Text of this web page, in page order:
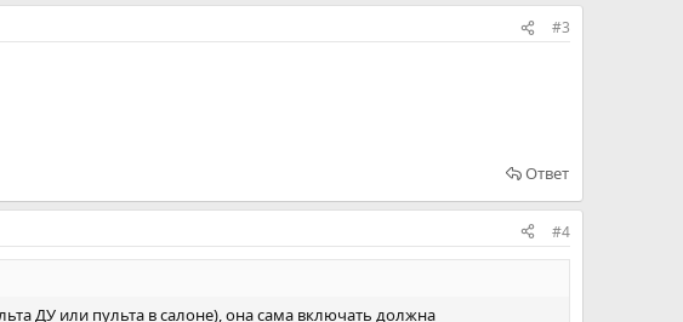
#3
Ответ
#4
ДУ или пульта в салоне), она сама включать должна